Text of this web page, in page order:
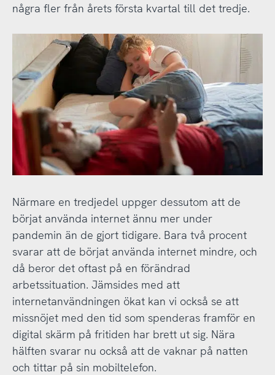
några fler från årets första kvartal till det tredje.
Närmare en tredjedel uppger dessutom att de
börjat använda internet ännu mer under
pandemin än de gjort tidigare. Bara två procent
svarar att de börjat använda internet mindre, och
då beror det oftast på en förändrad
arbetssituation. Jämsides med att
internetanvändningen ökat kan vi också se att
missnöjet med den tid som spenderas framför en
digital skärm på fritiden har brett ut sig. Nära
hälften svarar nu också att de vaknar på natten
och tittar på sin mobiltelefon.